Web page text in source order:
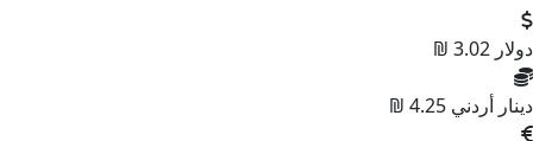
دولار 3.02 ₪
دينار أردني 4.25 ₪